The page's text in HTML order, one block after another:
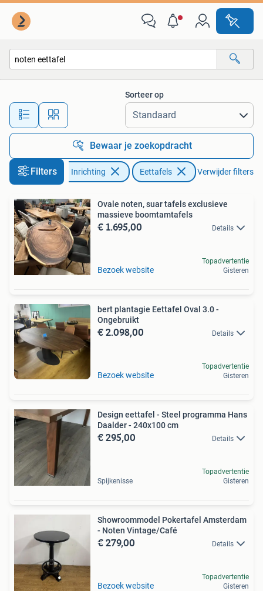
Alle afstanden…
Sorteer op
Bewaar je zoekopdracht
Filters
Huis en Inrichting Eettafels Verwijder filters
Ovale noten, suar tafels exclusieve
massieve boomtamtafels
€ 1.695,00 Details
Bezoek website
Topadvertentie
Gisteren
bert plantagie Eettafel Oval 3.0 -
Ongebruikt
€ 2.098,00 Details
Bezoek website
Topadvertentie
Gisteren
Design eettafel - Steel programma Hans
Daalder - 240x100 cm
€ 295,00 Details
Spijkenisse
Topadvertentie
Gisteren
Showroommodel Pokertafel Amsterdam
- Noten Vintage/Café
€ 279,00 Details
Bezoek website
Topadvertentie
Gisteren